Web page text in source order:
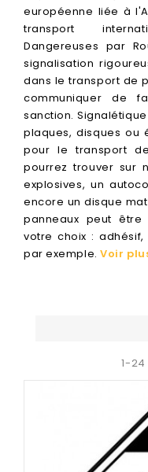
européenne liée à
transport
Dangereuses par
signalisation
dans le transport de
communiquer de
sanction.
plaques, disques ou
pour le transport
pourrez trouver sur
explosives, un
encore un disque
panneaux peut
votre choix : adhésif,
par exemple. Voir
1-